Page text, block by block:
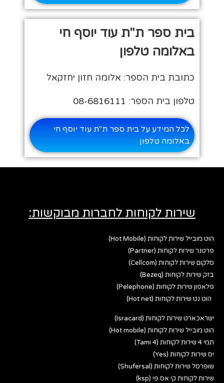
בית ספר ת"ת עוד יוסף חי
באלומה טלפון
כתובת בית הספר: אלומה חזון יחזקאל
טלפון בית הספר: 08-6816111
לכל המידע על בית ספר ת"ת עוד יוסף חי
באלומה טלפון
שירות לקוחות לחברות מבוקשות:
הוט מובייל שירות לקוחות (Hot Mobile)
פרטנר שירות לקוחות (Partner)
סלקום שירות לקוחות (Cellcom)
בזק שירות לקוחות (Bezeq)
פלאפון שירות לקוחות (Pelephone)
הוט נט שירות לקוחות (Hot net)
ישראכארט שירות לקוחות (Isracard)
הוט מובייל שירות לקוחות (Hot mobile)
תמי 4 שירות לקוחות (Tami 4)
יס שירות לקוחות (Yes)
שופרסל שירות לקוחות (Shufersal)
שירות לקוחות קי אס פי (ksp)